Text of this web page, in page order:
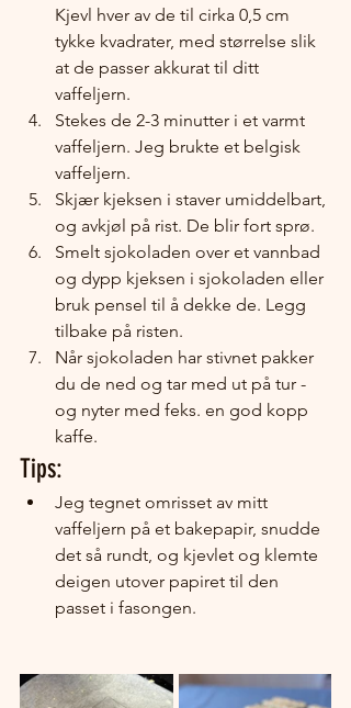
Kjevl hver av de til cirka 0,5 cm
tykke kvadrater, med størrelse slik
at de passer akkurat til ditt
vaffeljern.
Stekes de 2-3 minutter i et varmt
vaffeljern. Jeg brukte et belgisk
vaffeljern.
Skjær kjeksen i staver umiddelbart,
og avkjøl på rist. De blir fort sprø.
Smelt sjokoladen over et vannbad
og dypp kjeksen i sjokoladen eller
bruk pensel til å dekke de. Legg
tilbake på risten.
Når sjokoladen har stivnet pakker
du de ned og tar med ut på tur -
og nyter med feks. en god kopp
kaffe.
Tips:
Jeg tegnet omrisset av mitt
vaffeljern på et bakepapir, snudde
det så rundt, og kjevlet og klemte
deigen utover papiret til den
passet i fasongen.